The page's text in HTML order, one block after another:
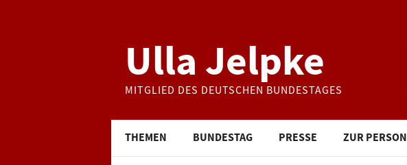
Ulla Jelpke
MITGLIED DES DEUTSCHEN BUNDESTAGES
THEMEN BUNDESTAG PRESSE ZUR PERSON